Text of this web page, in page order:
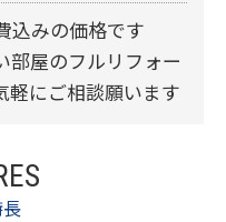
込みの価格です
屋のフルリフォー
軽にご相談願います